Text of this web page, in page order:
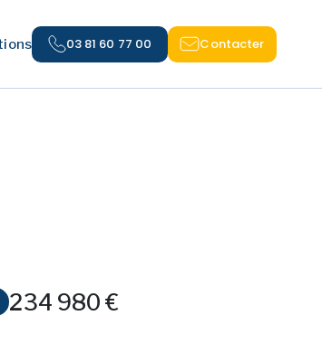
03 81 60 77 00 Contacter
234 980 €